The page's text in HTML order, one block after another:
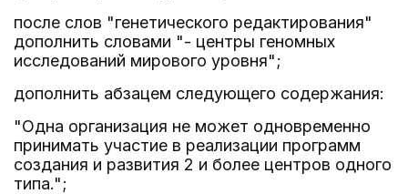
после слов "генетического редактирования"
дополнить словами "- центры геномных
исследований мирового уровня";
дополнить абзацем следующего содержания:
"Одна организация не может одновременно
принимать участие в реализации программ
создания и развития 2 и более центров одного
типа.";